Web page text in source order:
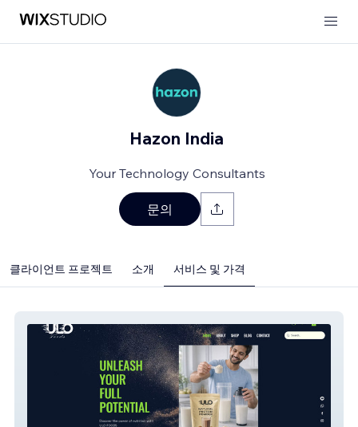
Hazon India
Your Technology Consultants
문의
클라이언트 프로젝트 소개 서비스 및 가격